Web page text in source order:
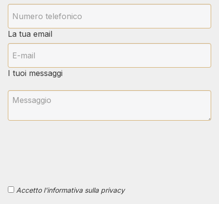
La tua email
I tuoi messaggi
Accetto l'informativa sulla privacy